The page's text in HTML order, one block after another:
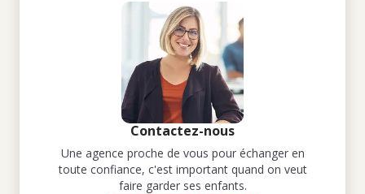
Contactez-nous
Une agence proche de vous pour échanger en
toute confiance, c'est important quand on veut
faire garder ses enfants.